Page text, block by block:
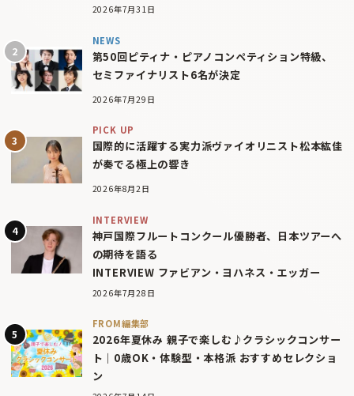
2026年7月31日
NEWS
第50回ピティナ・ピアノコンペティション特級、
セミファイナリスト6名が決定
2026年7月29日
PICK UP
国際的に活躍する実力派ヴァイオリニスト松本紘佳
が奏でる極上の響き
2026年8月2日
INTERVIEW
神戸国際フルートコンクール優勝者、日本ツアーへ
の期待を語る
INTERVIEW ファビアン・ヨハネス・エッガー
2026年7月28日
FROM編集部
2026年夏休み 親子で楽しむ♪クラシックコンサー
ト｜0歳OK・体験型・本格派 おすすめセレクショ
ン